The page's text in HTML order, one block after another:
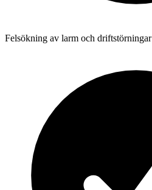
Felsökning av larm och driftstörningar